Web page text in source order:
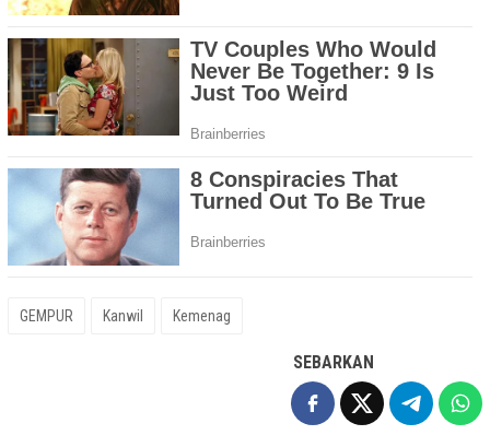
GEMPUR Kanwil Kemenag
SEBARKAN